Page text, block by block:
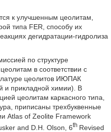
к улучшенным цеолитам,
типа FER, способу их
дегидратации-гидролиза
по структуре
в соответствии с
цеолитов ИЮПАК
и прикладной химии). В
цеолитам каркасного типа,
приписаны трехбуквенные
Atlas of Zeolite Framework
and D.H. Olson, 6th Revised